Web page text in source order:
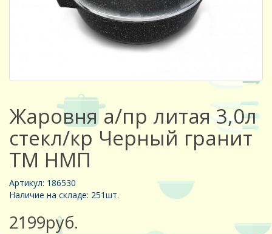
Жаровня а/пр литая 3,0л
стекл/кр Черный гранит
ТМ НМП
Артикул: 186530
Наличие на складе: 251шт.
2199руб.